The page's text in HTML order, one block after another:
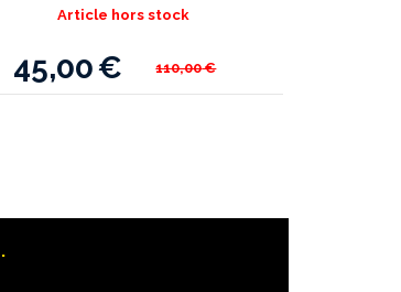
45,00€ 110,00€
Article hors stock